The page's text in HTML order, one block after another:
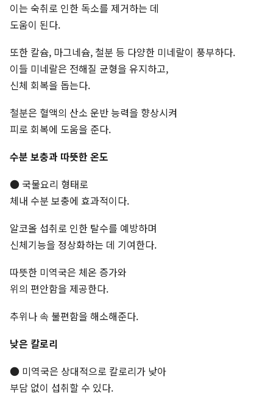
이는 숙취로 인한 독소를 제거하는 데
도움이 된다.
또한 칼슘, 마그네슘, 철분 등 다양한 미네랄이 풍부하다.
이들 미네랄은 전해질 균형을 유지하고,
신체 회복을 돕는다.
철분은 혈액의 산소 운반 능력을 향상시켜
피로 회복에 도움을 준다.
수분 보충과 따뜻한 온도
● 국물요리 형태로
체내 수분 보충에 효과적이다.
알코올 섭취로 인한 탈수를 예방하며
신체기능을 정상화하는 데 기여한다.
따뜻한 미역국은 체온 증가와
위의 편안함을 제공한다.
추위나 속 불편함을 해소해준다.
낮은 칼로리
● 미역국은 상대적으로 칼로리가 낮아
부담 없이 섭취할 수 있다.